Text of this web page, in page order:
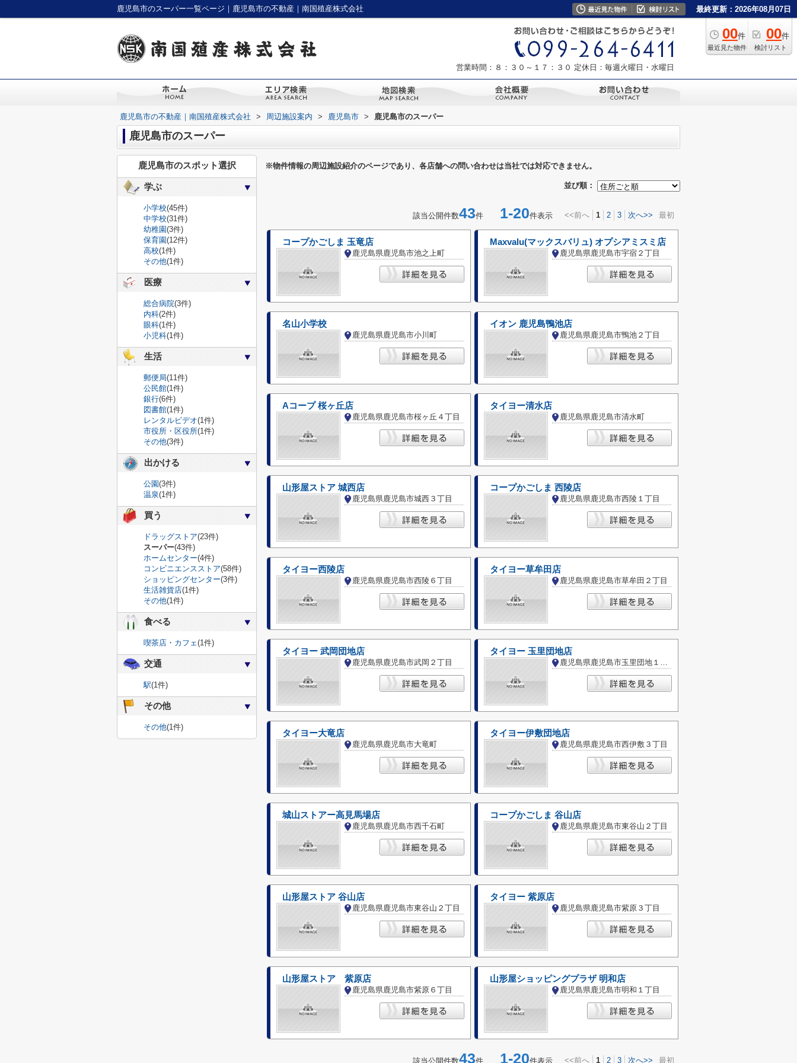
鹿児島市のスーパー一覧ページ｜鹿児島市の不動産｜南国殖産株式会社 最終更新：2026年08月07日
00件
最近見た物件
00件
検討リスト
営業時間：８：３０～１７：３０ 定休日：毎週火曜日・水曜日
鹿児島市の不動産｜南国殖産株式会社 > 周辺施設案内 > 鹿児島市 > 鹿児島市のスーパー
鹿児島市のスーパー
※物件情報の周辺施設紹介のページであり、各店舗への問い合わせは当社では対応できません。
並び順：
該当公開件数43件 1-20件表示 <<前へ 1 2 3 次へ>> 最初
コープかごしま 玉竜店
鹿児島県鹿児島市池之上町
Maxvalu(マックスバリュ) オプシアミスミ店
鹿児島県鹿児島市宇宿２丁目
名山小学校
鹿児島県鹿児島市小川町
イオン 鹿児島鴨池店
鹿児島県鹿児島市鴨池２丁目
Aコープ 桜ヶ丘店
鹿児島県鹿児島市桜ヶ丘４丁目
タイヨー清水店
鹿児島県鹿児島市清水町
山形屋ストア 城西店
鹿児島県鹿児島市城西３丁目
コープかごしま 西陵店
鹿児島県鹿児島市西陵１丁目
タイヨー西陵店
鹿児島県鹿児島市西陵６丁目
タイヨー草牟田店
鹿児島県鹿児島市草牟田２丁目
タイヨー 武岡団地店
鹿児島県鹿児島市武岡２丁目
タイヨー 玉里団地店
鹿児島県鹿児島市玉里団地１丁目
タイヨー大竜店
鹿児島県鹿児島市大竜町
タイヨー伊敷団地店
鹿児島県鹿児島市西伊敷３丁目
城山ストアー高見馬場店
鹿児島県鹿児島市西千石町
コープかごしま 谷山店
鹿児島県鹿児島市東谷山２丁目
山形屋ストア 谷山店
鹿児島県鹿児島市東谷山２丁目
タイヨー 紫原店
鹿児島県鹿児島市紫原３丁目
山形屋ストア 紫原店
鹿児島県鹿児島市紫原６丁目
山形屋ショッピングプラザ 明和店
鹿児島県鹿児島市明和１丁目
該当公開件数43件 1-20件表示 <<前へ 1 2 3 次へ>> 最初
鹿児島市のスポット選択
学ぶ
小学校(45件)
中学校(31件)
幼稚園(3件)
保育園(12件)
高校(1件)
その他(1件)
医療
総合病院(3件)
内科(2件)
眼科(1件)
小児科(1件)
生活
郵便局(11件)
公民館(1件)
銀行(6件)
図書館(1件)
レンタルビデオ(1件)
市役所・区役所(1件)
その他(3件)
出かける
公園(3件)
温泉(1件)
買う
ドラッグストア(23件)
スーパー(43件)
ホームセンター(4件)
コンビニエンスストア(58件)
ショッピングセンター(3件)
生活雑貨店(1件)
その他(1件)
食べる
喫茶店・カフェ(1件)
交通
駅(1件)
その他
その他(1件)